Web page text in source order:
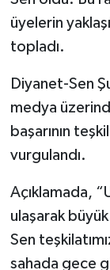
üyelerin
topladı.
Diyanet-Sen
medya
başarının
vurgulandı.
Açıklamada,
ulaşarak
Sen
sahada gece